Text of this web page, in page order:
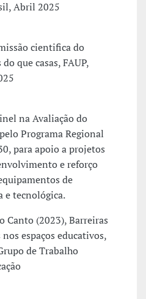
Abril 2025
cientifica do
que casas, FAUP,
na Avaliação do
Programa Regional
para apoio a projetos
e reforço
de
e tecnológica.
Canto (2023), Barreiras
espaços educativos,
de Trabalho